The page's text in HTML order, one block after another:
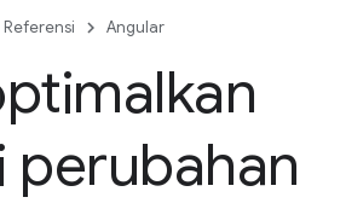
Referensi Angular
perubahan